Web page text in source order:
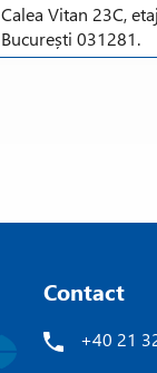
Calea Vitan 23C,
București 031281.
Contact
+40 21